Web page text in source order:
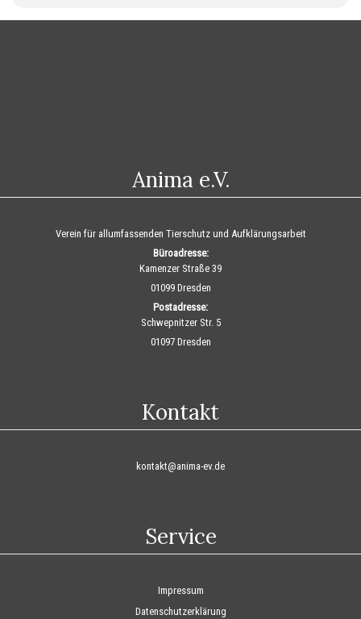
Anima e.V.
Verein für allumfassenden Tierschutz und Aufklärungsarbeit
Büroadresse:
Kamenzer Straße 39
01099 Dresden
Postadresse:
Schwepnitzer Str. 5
01097 Dresden
Kontakt
kontakt@anima-ev.de
Service
Impressum
Datenschutzerklärung